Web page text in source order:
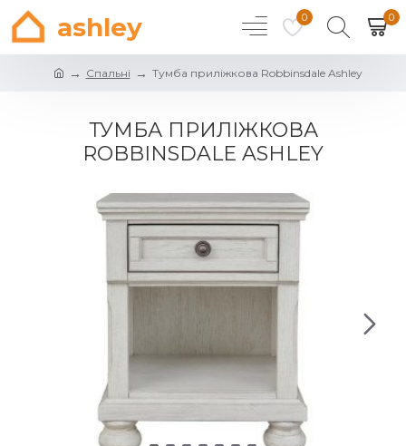
ashley 0 0
Спальні Тумба приліжкова Robbinsdale Ashley
ТУМБА ПРИЛІЖКОВА
ROBBINSDALE ASHLEY